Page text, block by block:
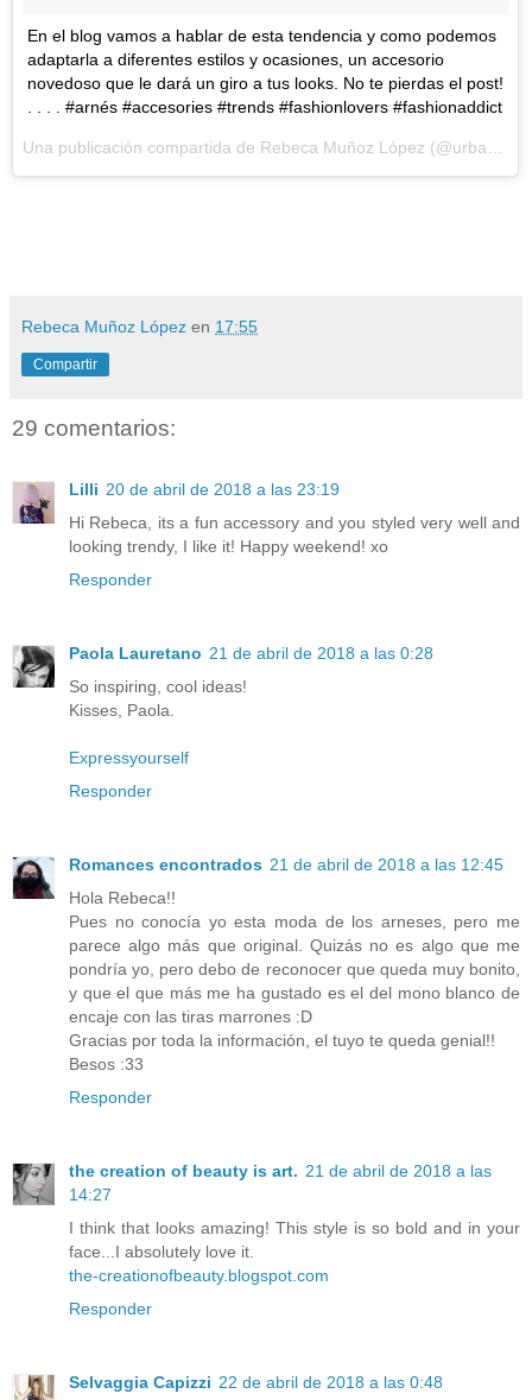
En el blog vamos a hablar de esta tendencia y como podemos
adaptarla a diferentes estilos y ocasiones, un accesorio
novedoso que le dará un giro a tus looks. No te pierdas el post!
. . . . #arnés #accesories #trends #fashionlovers #fashionaddict
Una publicación compartida de Rebeca Muñoz López (@urbanikamoda) el
Rebeca Muñoz López en 17:55
Compartir
29 comentarios:
Lilli 20 de abril de 2018 a las 23:19
Hi Rebeca, its a fun accessory and you styled very well and
looking trendy, I like it! Happy weekend! xo
Responder
Paola Lauretano 21 de abril de 2018 a las 0:28
So inspiring, cool ideas!
Kisses, Paola.
Expressyourself
Responder
Romances encontrados 21 de abril de 2018 a las 12:45
Hola Rebeca!!
Pues no conocía yo esta moda de los arneses, pero me
parece algo más que original. Quizás no es algo que me
pondría yo, pero debo de reconocer que queda muy bonito,
y que el que más me ha gustado es el del mono blanco de
encaje con las tiras marrones :D
Gracias por toda la información, el tuyo te queda genial!!
Besos :33
Responder
the creation of beauty is art. 21 de abril de 2018 a las
14:27
I think that looks amazing! This style is so bold and in your
face...I absolutely love it.
the-creationofbeauty.blogspot.com
Responder
Selvaggia Capizzi 22 de abril de 2018 a las 0:48